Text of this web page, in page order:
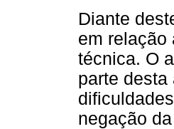
Diante
em relação
técnica. O
parte desta
negação